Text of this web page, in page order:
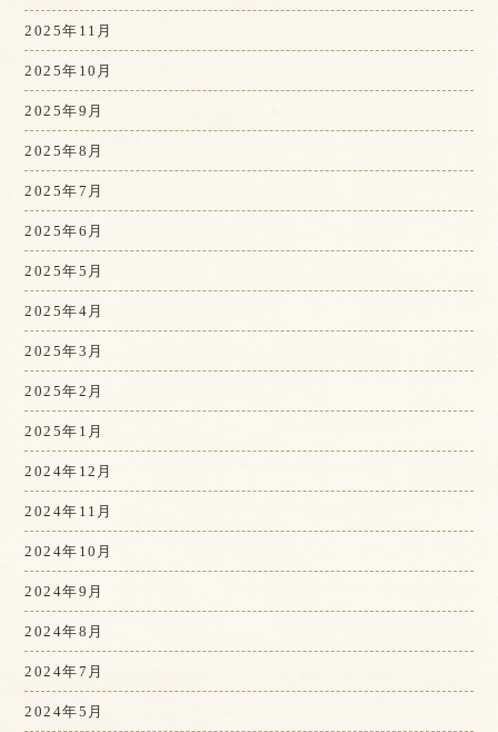
2025年11月
2025年10月
2025年9月
2025年8月
2025年7月
2025年6月
2025年5月
2025年4月
2025年3月
2025年2月
2025年1月
2024年12月
2024年11月
2024年10月
2024年9月
2024年8月
2024年7月
2024年5月